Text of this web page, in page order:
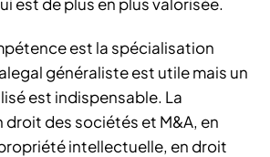
est la spécialisation
généraliste est utile mais un
est indispensable. La
des sociétés et M&A, en
intellectuelle, en droit